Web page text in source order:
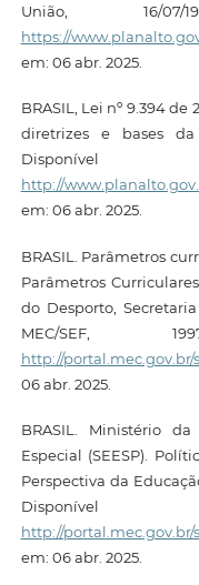
União, 16/
https://
em: 06 abr. 2025.
BRASIL, Lei nº 9.394
diretrizes e bases da
http://
em: 06 abr. 2025.
BRASIL. Parâmetros
Parâmetros
do Desporto,
MEC/SEF,
http://
06 abr. 2025.
BRASIL. Ministério
Especial (SEESP).
Perspectiva da
http://
em: 06 abr. 2025.